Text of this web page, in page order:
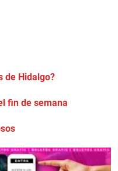
de Hidalgo?
fin de semana